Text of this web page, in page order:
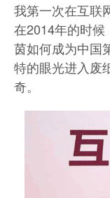
我第一次在互联
在2014年的时
茵如何成为中国
特的眼光进入废
奇。